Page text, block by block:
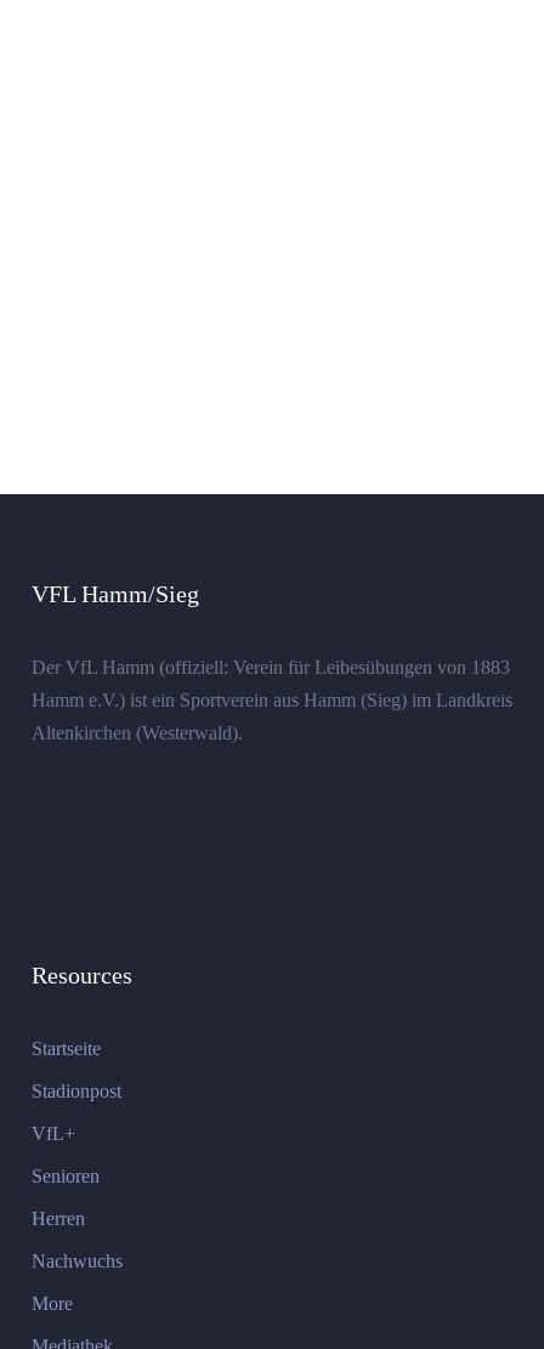
VFL Hamm/Sieg
Der VfL Hamm (offiziell: Verein für Leibesübungen von 1883
Hamm e.V.) ist ein Sportverein aus Hamm (Sieg) im Landkreis
Altenkirchen (Westerwald).
Resources
Startseite
Stadionpost
VfL+
Senioren
Herren
Nachwuchs
More